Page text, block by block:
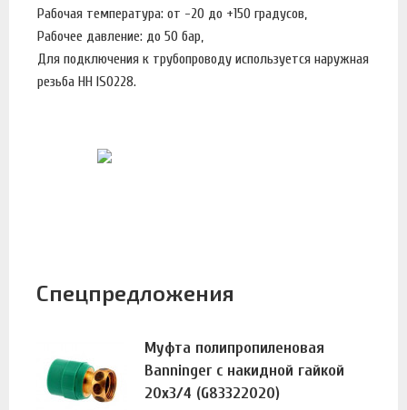
Рабочая температура: от -20 до +150 градусов,
Рабочее давление: до 50 бар,
Для подключения к трубопроводу используется наружная
резьба HH ISO228.
Спецпредложения
Муфта полипропиленовая
Banninger с накидной гайкой
20х3/4 (G83322020)